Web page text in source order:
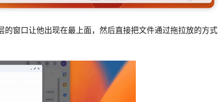
窗口让他出现在最上面，然后直接把文件通过拖拉放的方式